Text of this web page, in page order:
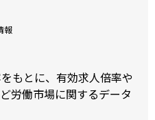
報
もとに、有効求人倍率や
労働市場に関するデータ